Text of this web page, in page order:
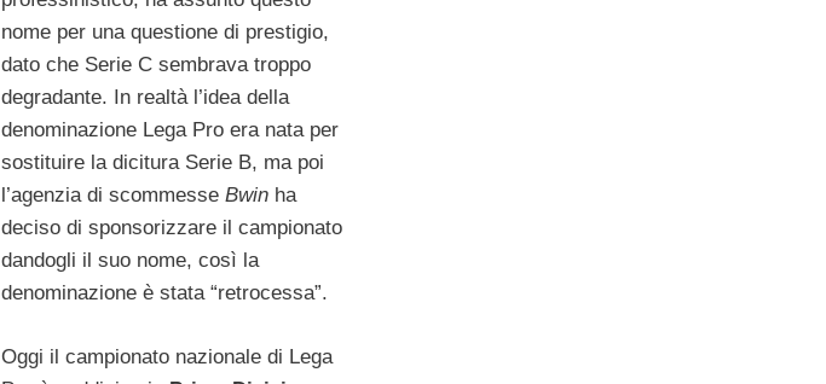
nome per una questione di prestigio,
dato che Serie C sembrava troppo
degradante. In realtà l’idea della
denominazione Lega Pro era nata per
sostituire la dicitura Serie B, ma poi
l’agenzia di scommesse Bwin ha
deciso di sponsorizzare il campionato
dandogli il suo nome, così la
denominazione è stata “retrocessa”.
Oggi il campionato nazionale di Lega